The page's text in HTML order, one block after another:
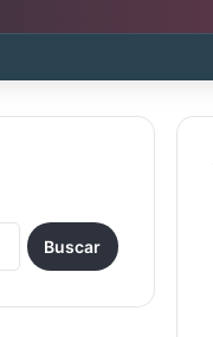
Buscar: